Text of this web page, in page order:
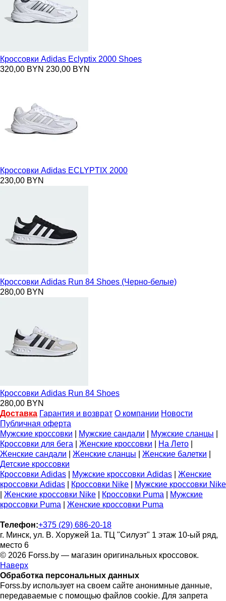
Кроссовки Adidas Eclyptix 2000 Shoes
320,00 BYN 230,00 BYN
Кроссовки Adidas ECLYPTIX 2000
230,00 BYN
Кроссовки Adidas Run 84 Shoes (Черно-белые)
280,00 BYN
Кроссовки Adidas Run 84 Shoes
280,00 BYN
Доставка Гарантия и возврат О компании Новости
Публичная оферта
Мужские кроссовки
Мужские сандали Мужские сланцы
Кроссовки для бега
Женские кроссовки На Лето
Женские сандали
Женские сланцы Женские балетки
Детские кроссовки
Кроссовки Adidas
Мужские кроссовки Adidas
Женские
кроссовки Adidas
Кроссовки Nike
Мужские кроссовки Nike
Женские кроссовки Nike Кроссовки Puma
Мужские
кроссовки Puma
Женские кроссовки Puma
Телефон:+375 (29) 686-20-18
г. Минск, ул. В. Хоружей 1а. ТЦ "Силуэт" 1 этаж 10-ый ряд,
место 6
© 2026 Forss.by — магазин оригинальных кроссовок.
Наверх
Обработка персональных данных
Forss.by использует на своем сайте анонимные данные,
передаваемые с помощью файлов cookie. Для запрета